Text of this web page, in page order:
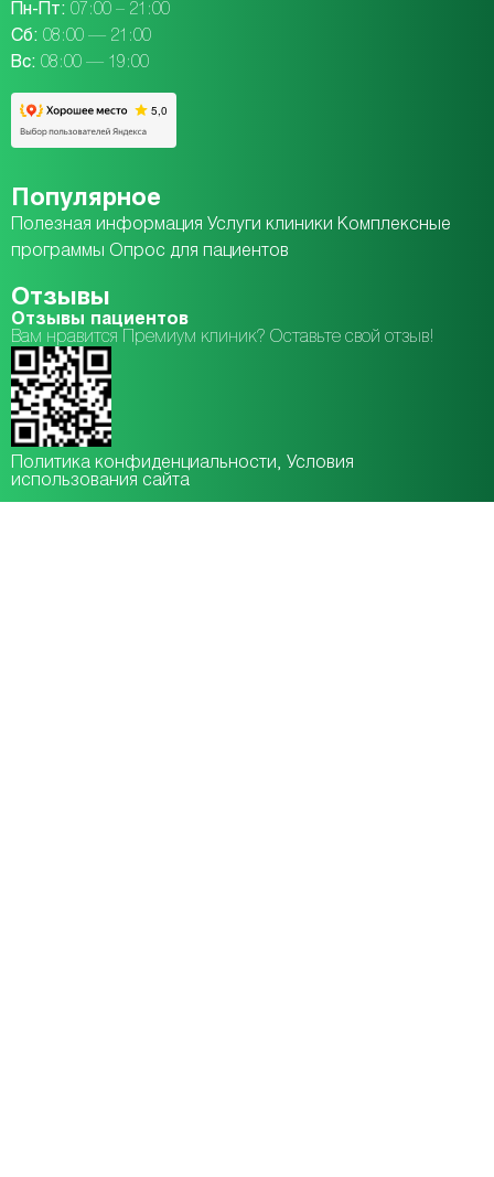
Пн-Пт: 07:00 – 21:00
Сб: 08:00 — 21:00
Вc: 08:00 — 19:00
Популярное
Полезная информация Услуги клиники Комплексные
программы Опрос для пациентов
Отзывы
Отзывы пациентов
Вам нравится Премиум клиник? Оставьте свой отзыв!
Политика конфиденциальности , Условия
использования сайта